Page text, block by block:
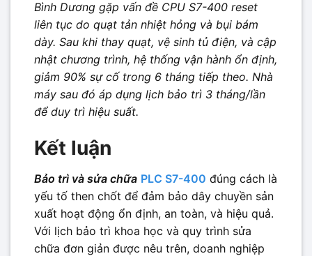
Bình Dương gặp vấn đề CPU S7-400 reset
liên tục do quạt tản nhiệt hỏng và bụi bám
dày. Sau khi thay quạt, vệ sinh tủ điện, và cập
nhật chương trình, hệ thống vận hành ổn định,
giảm 90% sự cố trong 6 tháng tiếp theo. Nhà
máy sau đó áp dụng lịch bảo trì 3 tháng/lần
để duy trì hiệu suất.
Kết luận
Bảo trì và sửa chữa PLC S7-400 đúng cách là
yếu tố then chốt để đảm bảo dây chuyền sản
xuất hoạt động ổn định, an toàn, và hiệu quả.
Với lịch bảo trì khoa học và quy trình sửa
chữa đơn giản được nêu trên, doanh nghiệp